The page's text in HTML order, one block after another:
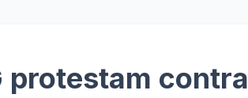
protestam contra